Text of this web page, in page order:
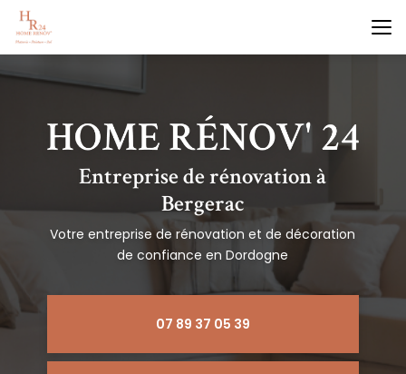
Aller
contenu
principal
Entreprise de rénovation à
Bergerac
Votre entreprise de rénovation et de décoration
de confiance en Dordogne
07 89 37 05 39